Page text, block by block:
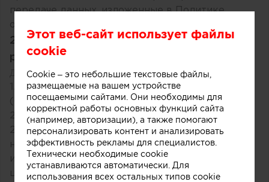
передаче данных, изложенные в Политике
обработки персональных данных.
2. Лицензионное соглашение о
размещении контента на Archiprofi.ru
Дата вступления в силу: 05.05.2025
1. Термины и определения
(См. раздел1 Правил пользования сайтом)
2. Предоставление прав
2.1. Пользователь предоставляет Оператору
неисключительную бесплатную лицензию на
использование размещённого контента для
целей функционирования, продвижения и
Этот веб-сайт использует файлы
cookie
Cookie – это небольшие текстовые файлы,
размещаемые на вашем устройстве
посещаемыми сайтами. Они необходимы для
корректной работы основных функций сайта
(например, авторизации), а также помогают
персонализировать контент и анализировать
эффективность рекламы для специалистов.
Технически необходимые cookie
устанавливаются автоматически. Для
использования всех остальных типов cookie